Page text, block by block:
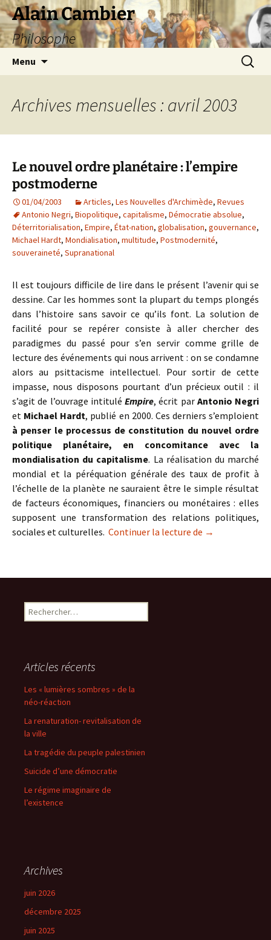
Aller
au
contenu
Alain Cambier
Philosophe
Menu
Archives mensuelles : avril 2003
Le nouvel ordre planétaire : l’empire
postmoderne
01/04/2003 Articles, Les Nouvelles d'Archimède, Revues
Antonio Negri, Biopolitique, capitalisme, Démocratie absolue,
Déterritorialisation, Empire, État-nation, globalisation, gouvernance,
Michael Hardt, Mondialisation, multitude, Postmodernité,
souveraineté, Supranational
Il est toujours difficile de lire dans le présent l’avenir qui se
dessine. Car les hommes sont la plupart du temps plongés
dans l’histoire sans savoir ce qu’ils font. La solution de
facilité pour se repérer consiste à aller chercher des
paradigmes du passé pour s’en servir comme grille de
lecture des événements qui nous arrivent : on se condamne
alors au psittacisme intellectuel. Pour sortir de cette
impasse, nous disposons pourtant d’un précieux outil : il
s’agit de l’ouvrage intitulé Empire, écrit par Antonio Negri
et Michael Hardt, publié en 2000. Ces derniers s’emploient
à penser le processus de constitution du nouvel ordre
politique planétaire, en concomitance avec la
mondialisation du capitalisme. La réalisation du marché
mondial et la péréquation générale des taux de profit à
l’échelle de la planète ne sauraient être le simple résultat
de facteurs économiques, financiers ou monétaires : elles
supposent une transformation des relations politiques,
sociales et culturelles. Continuer la lecture de Le nouvel
→
Rechercher :
Articles récents
Les « lumières sombres » de la
néo-réaction
La renaturation- revitalisation de
la ville
La tragédie du peuple palestinien
Suicide d’une démocratie
Le régime imaginaire de
l’existence
Archives
juin 2026
décembre 2025
juin 2025